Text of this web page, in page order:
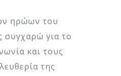
ηρώων του
συγχαρώ για το
και τους
της